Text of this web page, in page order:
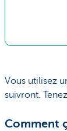
Vous utilisez
suivront.
Comment